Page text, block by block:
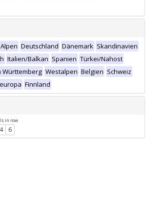
Alpen Deutschland Dänemark Skandinavien
Italien/Balkan Spanien Türkei/Nahost
Württemberg Westalpen Belgien Schweiz
Finnland
in row
4 6